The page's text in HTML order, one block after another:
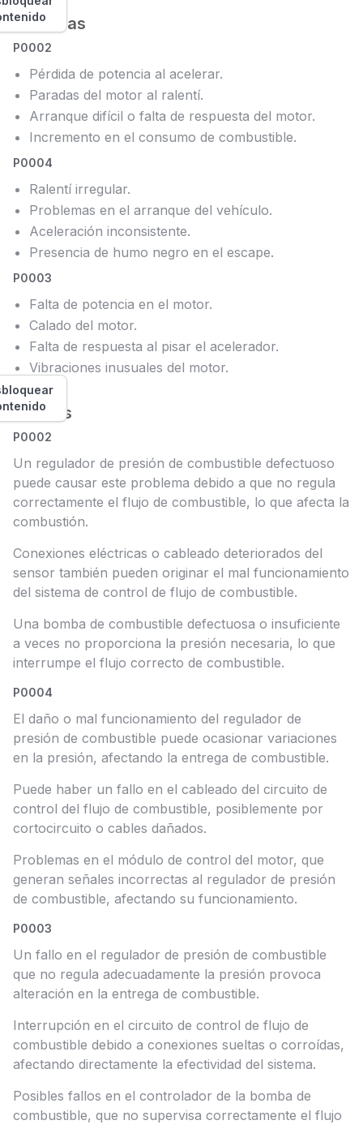
Síntomas
P0002
Pérdida de potencia al acelerar.
Paradas del motor al ralentí.
Arranque difícil o falta de respuesta del motor.
Incremento en el consumo de combustible.
P0004
Ralentí irregular.
Problemas en el arranque del vehículo.
Aceleración inconsistente.
Presencia de humo negro en el escape.
P0003
Falta de potencia en el motor.
Calado del motor.
Falta de respuesta al pisar el acelerador.
Vibraciones inusuales del motor.
Causas
P0002
Un regulador de presión de combustible defectuoso
puede causar este problema debido a que no regula
correctamente el flujo de combustible, lo que afecta la
combustión.
Conexiones eléctricas o cableado deteriorados del
sensor también pueden originar el mal funcionamiento
del sistema de control de flujo de combustible.
Una bomba de combustible defectuosa o insuficiente
a veces no proporciona la presión necesaria, lo que
interrumpe el flujo correcto de combustible.
P0004
El daño o mal funcionamiento del regulador de
presión de combustible puede ocasionar variaciones
en la presión, afectando la entrega de combustible.
Puede haber un fallo en el cableado del circuito de
control del flujo de combustible, posiblemente por
cortocircuito o cables dañados.
Problemas en el módulo de control del motor, que
generan señales incorrectas al regulador de presión
de combustible, afectando su funcionamiento.
P0003
Un fallo en el regulador de presión de combustible
que no regula adecuadamente la presión provoca
alteración en la entrega de combustible.
Interrupción en el circuito de control de flujo de
combustible debido a conexiones sueltas o corroídas,
afectando directamente la efectividad del sistema.
Posibles fallos en el controlador de la bomba de
combustible, que no supervisa correctamente el flujo